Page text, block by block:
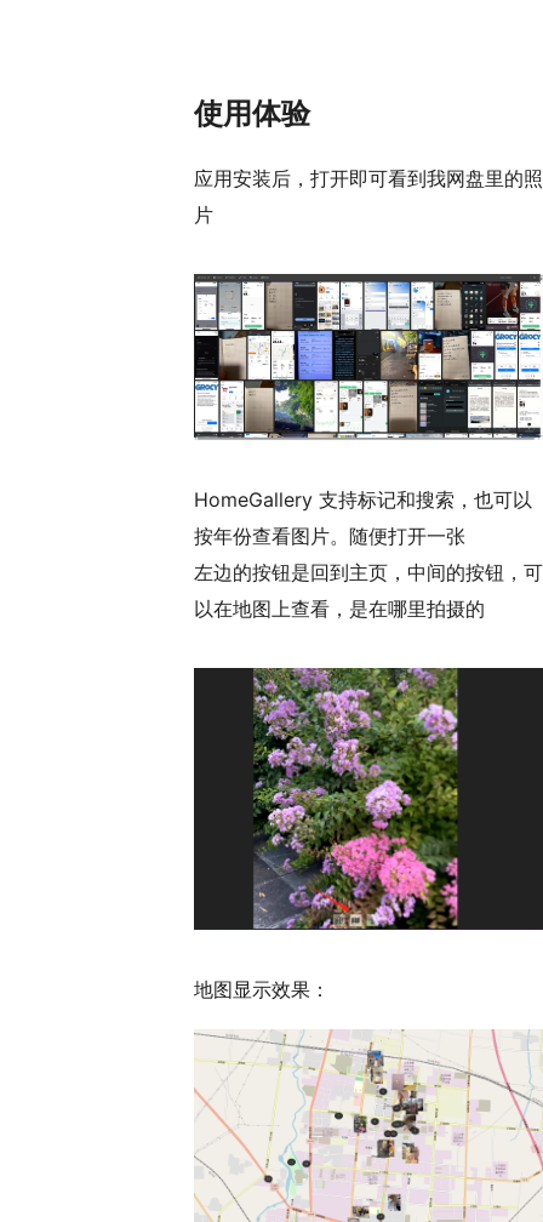
使用体验
应用安装后，打开即可看到我网盘里的照
片
HomeGallery 支持标记和搜索，也可以
按年份查看图片。随便打开一张
左边的按钮是回到主页，中间的按钮，可
以在地图上查看，是在哪里拍摄的
地图显示效果：